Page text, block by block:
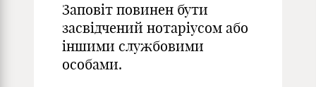
Заповіт повинен бути
засвідчений нотаріусом або
іншими службовими
особами.